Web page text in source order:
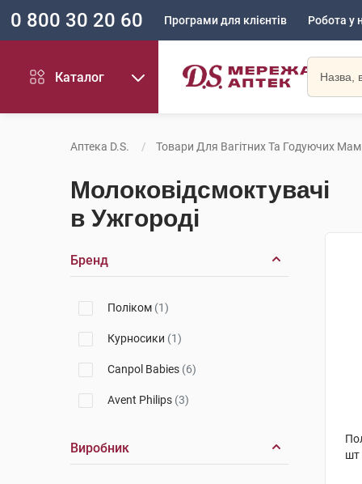
0 800 30 20 60 Програми для клієнтів Робота у
Каталог
Аптека D.S. Товари Для Вагітних Та Годуючих Мам
Молоковідсмоктувачі
в Ужгороді
Бренд
Поліком (1)
Курносики (1)
Canpol Babies (6)
Avent Philips (3)
Виробник
шт